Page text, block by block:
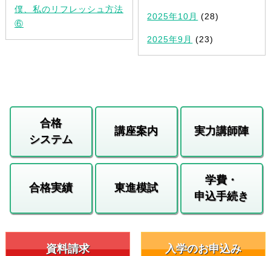
僕、私のリフレッシュ方法
⑥
2025年10月 (28)
2025年9月 (23)
合格
システム
講座案内 実力講師陣
合格実績 東進模試
学費・
申込手続き
資料請求 入学のお申込み